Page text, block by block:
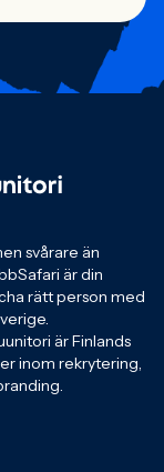
svårare än
är din
rätt person med
är Finlands
inom rekrytering,